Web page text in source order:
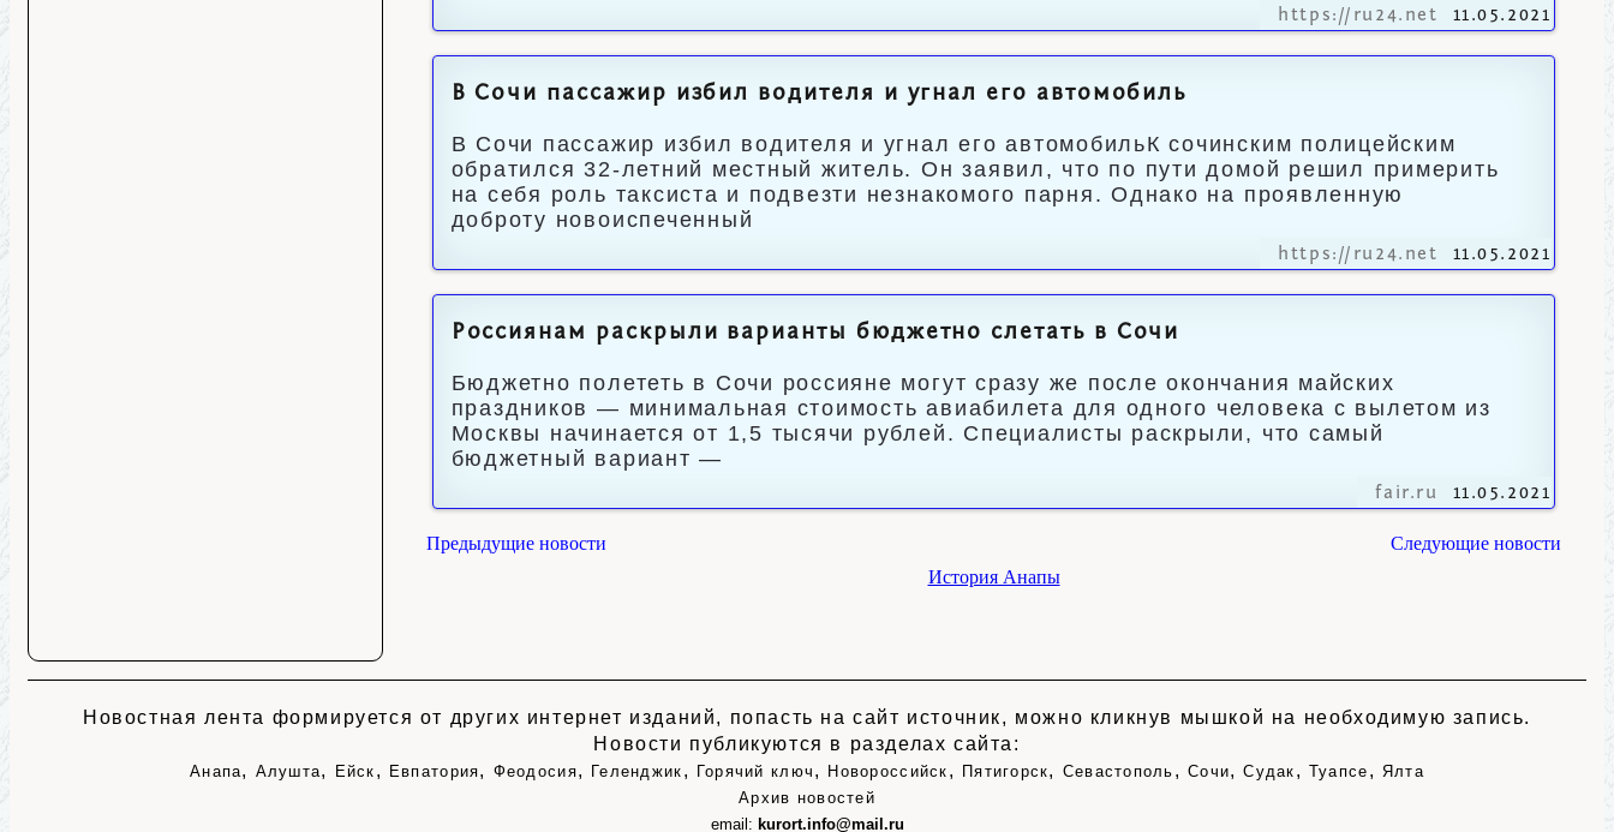
https://ru24.net 11.05.2021
В Сочи пассажир избил водителя и угнал его автомобиль
В Сочи пассажир избил водителя и угнал его автомобильК сочинским полицейским
обратился 32-летний местный житель. Он заявил, что по пути домой решил примерить
на себя роль таксиста и подвезти незнакомого парня. Однако на проявленную
доброту новоиспеченный
https://ru24.net 11.05.2021
Россиянам раскрыли варианты бюджетно слетать в Сочи
Бюджетно полететь в Сочи россияне могут сразу же после окончания майских
праздников — минимальная стоимость авиабилета для одного человека с вылетом из
Москвы начинается от 1,5 тысячи рублей. Специалисты раскрыли, что самый
бюджетный вариант —
fair.ru 11.05.2021
Предыдущие новости
Следующие новости
История Анапы
Новостная лента формируется от других интернет изданий, попасть на сайт источник, можно кликнув мышкой на необходимую запись.
Новости публикуются в разделах сайта:
Анапа, Алушта, Ейск , Евпатория, Феодосия, Геленджик , Горячий ключ , Новороссийск , Пятигорск, Севастополь , Сочи,Судак , Туапсе , Ялта
Архив новостей
email: kurort.info@mail.ru